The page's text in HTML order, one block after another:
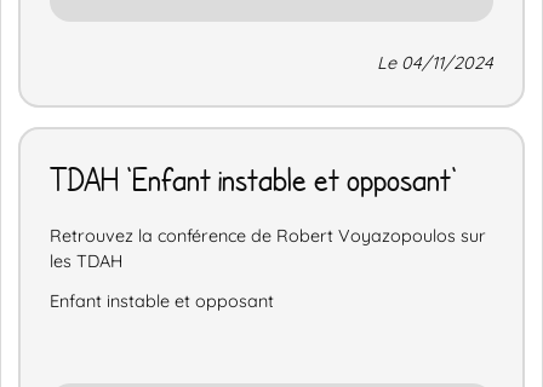
Le 04/11/2024
TDAH 'Enfant instable et opposant'
Retrouvez la conférence de Robert Voyazopoulos sur
les TDAH
Enfant instable et opposant